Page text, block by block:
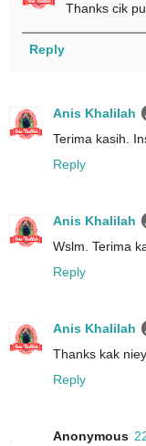
Thanks cik
Reply
Anis Khalilah
Terima kasih.
Reply
Anis Khalilah
Wslm. Terima
Reply
Anis Khalilah
Thanks kak
Reply
Anonymous